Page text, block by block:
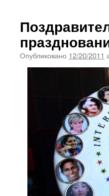
Опубликовано 12/20/2011